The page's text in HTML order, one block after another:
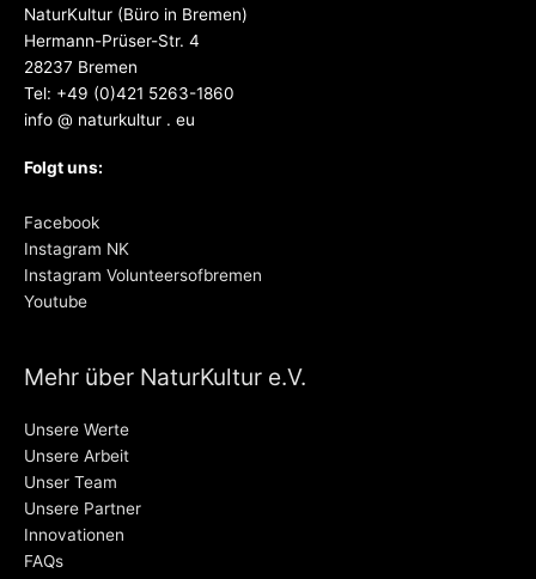
NaturKultur (Büro in Bremen)
Hermann-Prüser-Str. 4
28237 Bremen
Tel: +49 (0)421 5263-1860
info @ naturkultur . eu
Folgt uns:
Facebook
Instagram NK
Instagram Volunteersofbremen
Youtube
Mehr über NaturKultur e.V.
Unsere Werte
Unsere Arbeit
Unser Team
Unsere Partner
Innovationen
FAQs